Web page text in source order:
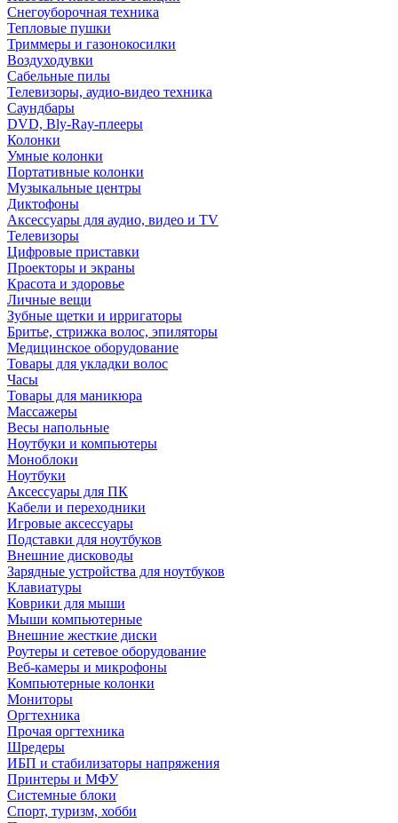
Снегоуборочная техника
Тепловые пушки
Триммеры и газонокосилки
Воздуходувки
Сабельные пилы
Телевизоры, аудио-видео техника
Саундбары
DVD, Bly-Ray-плееры
Колонки
Умные колонки
Портативные колонки
Музыкальные центры
Диктофоны
Аксессуары для аудио, видео и TV
Телевизоры
Цифровые приставки
Проекторы и экраны
Красота и здоровье
Личные вещи
Зубные щетки и ирригаторы
Бритье, стрижка волос, эпиляторы
Медицинское оборудование
Товары для укладки волос
Часы
Товары для маникюра
Массажеры
Весы напольные
Ноутбуки и компьютеры
Моноблоки
Ноутбуки
Аксессуары для ПК
Кабели и переходники
Игровые аксессуары
Подставки для ноутбуков
Внешние дисководы
Зарядные устройства для ноутбуков
Клавиатуры
Коврики для мыши
Мыши компьютерные
Внешние жесткие диски
Роутеры и сетевое оборудование
Веб-камеры и микрофоны
Компьютерные колонки
Мониторы
Оргтехника
Прочая оргтехника
Шредеры
ИБП и стабилизаторы напряжения
Принтеры и МФУ
Системные блоки
Спорт, туризм, хобби